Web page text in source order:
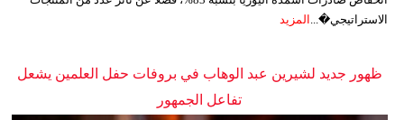
الاستراتيجي�... المزيد
ظهور جديد لشيرين عبد الوهاب في بروفات حفل العلمين يشعل
تفاعل الجمهور